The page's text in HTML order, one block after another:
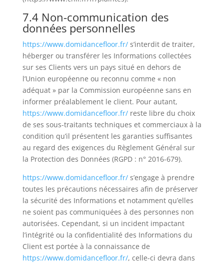
7.4 Non-communication des
données personnelles
https://www.domidancefloor.fr/s’interdit de traiter,
héberger ou transférer les Informations collectées
sur ses Clients vers un pays situé en dehors de
l’Union européenne ou reconnu comme « non
adéquat » par la Commission européenne sans en
informer préalablement le client. Pour autant,
https://www.domidancefloor.fr/reste libre du choix
de ses sous-traitants techniques et commerciaux à la
condition qu’il présentent les garanties suffisantes
au regard des exigences du Règlement Général sur
la Protection des Données (RGPD : n° 2016-679).
https://www.domidancefloor.fr/s’engage à prendre
toutes les précautions nécessaires afin de préserver
la sécurité des Informations et notamment qu’elles
ne soient pas communiquées à des personnes non
autorisées. Cependant, si un incident impactant
l’intégrité ou la confidentialité des Informations du
Client est portée à la connaissance de
https://www.domidancefloor.fr/, celle-ci devra dans